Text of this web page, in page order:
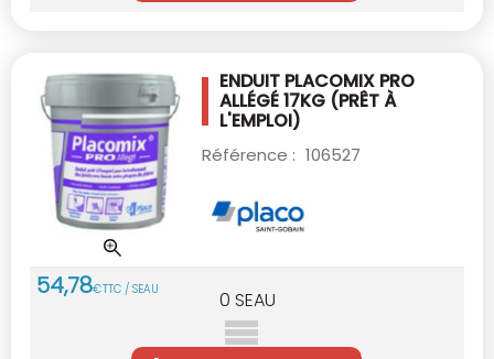
ENDUIT PLACOMIX PRO
ALLÉGÉ 17KG (PRÊT À
L'EMPLOI)
Référence : 106527
54,78€TTC / SEAU 0 SEAU